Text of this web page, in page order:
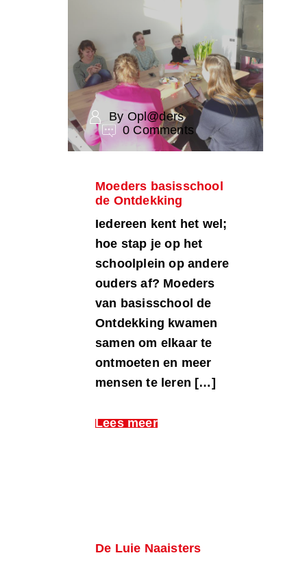
By Opl@ders
0 Comments
Moeders basisschool
de Ontdekking
Iedereen kent het wel;
hoe stap je op het
schoolplein op andere
ouders af? Moeders
van basisschool de
Ontdekking kwamen
samen om elkaar te
ontmoeten en meer
mensen te leren […]
Lees meer
De Luie Naaisters